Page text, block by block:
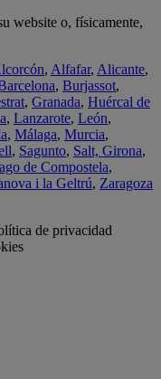
website o, físicamente,
, Alfafar, Alicante,
, Burjassot,
, Granada, Huércal de
, Lanzarote, León,
, Málaga, Murcia,
, Sagunto, Salt, Girona,
de Compostela,
i la Geltrú, Zaragoza
de privacidad